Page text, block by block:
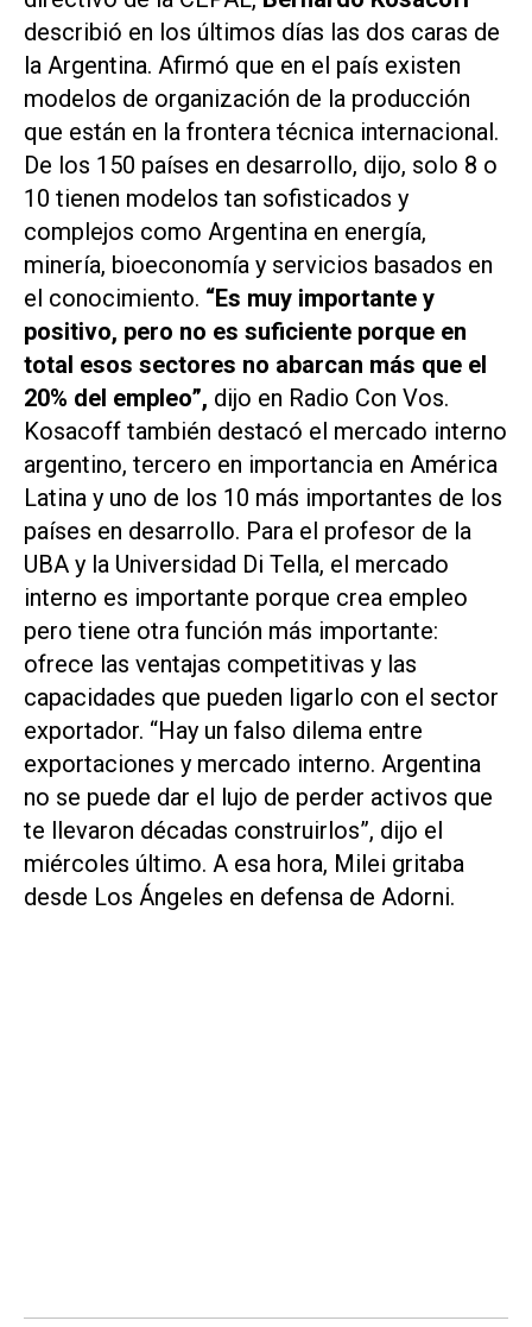
describió en los últimos días las dos caras de
la Argentina. Afirmó que en el país existen
modelos de organización de la producción
que están en la frontera técnica internacional.
De los 150 países en desarrollo, dijo, solo 8 o
10 tienen modelos tan sofisticados y
complejos como Argentina en energía,
minería, bioeconomía y servicios basados en
el conocimiento. “Es muy importante y
positivo, pero no es suficiente porque en
total esos sectores no abarcan más que el
20% del empleo”, dijo en Radio Con Vos.
Kosacoff también destacó el mercado interno
argentino, tercero en importancia en América
Latina y uno de los 10 más importantes de los
países en desarrollo. Para el profesor de la
UBA y la Universidad Di Tella, el mercado
interno es importante porque crea empleo
pero tiene otra función más importante:
ofrece las ventajas competitivas y las
capacidades que pueden ligarlo con el sector
exportador. “Hay un falso dilema entre
exportaciones y mercado interno. Argentina
no se puede dar el lujo de perder activos que
te llevaron décadas construirlos”, dijo el
miércoles último. A esa hora, Milei gritaba
desde Los Ángeles en defensa de Adorni.